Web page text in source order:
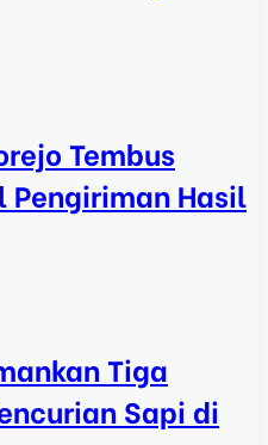
Tembus
Pengiriman Hasil
Tiga
Sapi di